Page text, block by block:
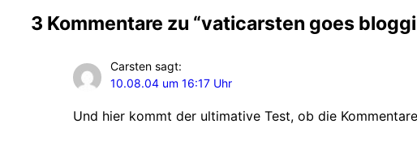
3 Kommentare zu “vaticarsten goes
Carsten sagt:
10.08.04 um 16:17 Uhr
Und hier kommt der ultimative Test, ob die